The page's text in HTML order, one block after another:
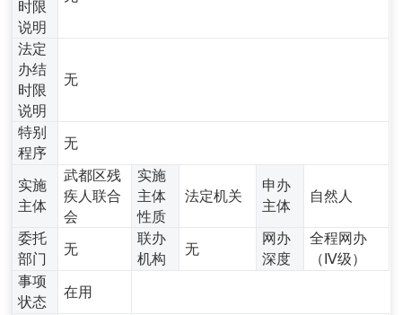
时限
说明
法定
办结
时限
说明
无
特别
程序
无
实施
主体
武都区残
疾人联合
会
实施
主体
性质
法定机关
申办
主体
自然人
委托
部门
无
联办
机构
无
网办
深度
全程网办
（Ⅳ级）
事项
状态
在用